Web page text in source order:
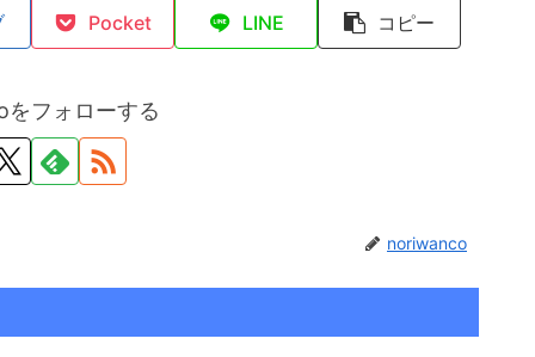
Pocket LINE コピー
フォローする
noriwanco